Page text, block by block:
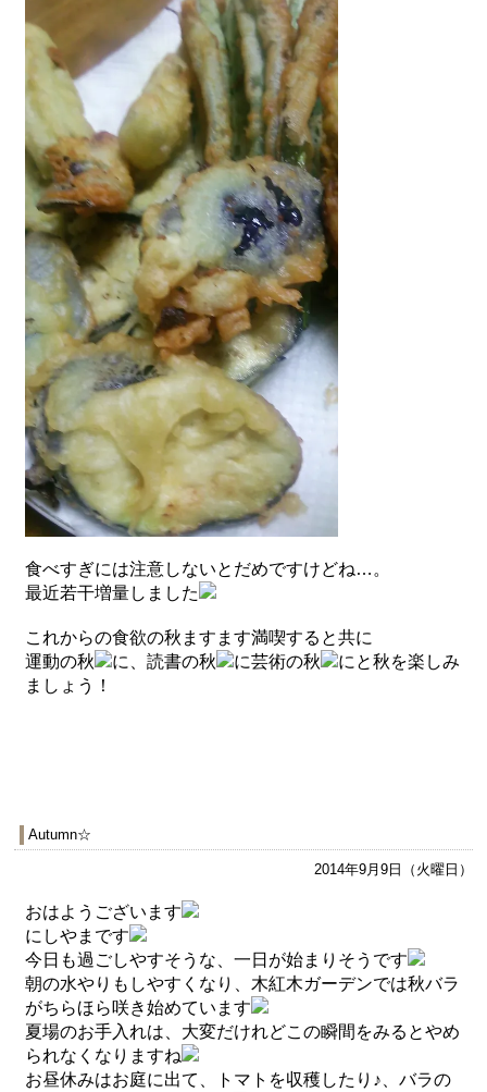
食べすぎには注意しないとだめですけどね…。
最近若干増量しました
これからの食欲の秋ますます満喫すると共に
運動の秋
に、読書の秋 に芸術の秋
にと秋を楽しみ
ましょう！
Autumn☆
2014年9月9日（火曜日）
おはようございます
にしやまです
今日も過ごしやすそうな、一日が始まりそうです
朝の水やりもしやすくなり、木紅木ガーデンでは秋バラ
がちらほら咲き始めています
夏場のお手入れは、大変だけれどこの瞬間をみるとやめ
られなくなりますね
お昼休みはお庭に出て、トマトを収穫したり♪、バラの